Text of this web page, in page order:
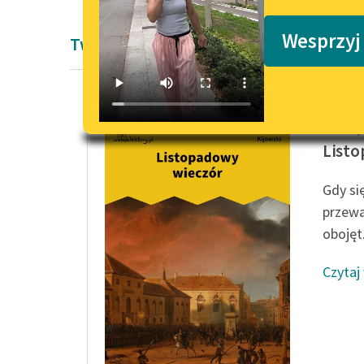
Twórczość Andrzeja Kijowskiego
Gdy
Czytaj